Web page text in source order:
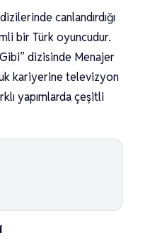
canlandırdığı
bir Türk oyuncudur.
dizisinde Menajer
kariyerine televizyon
yapımlarda çeşitli